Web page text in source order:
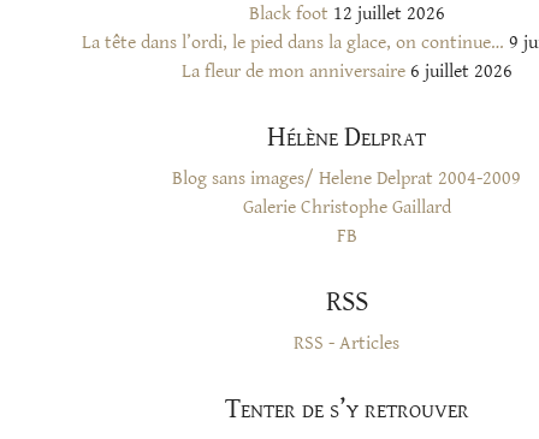
Black foot 12 juillet 2026
La tête dans l’ordi, le pied dans la glace, on continue… 9
La fleur de mon anniversaire 6 juillet 2026
Hélène Delprat
Blog sans images/ Helene Delprat 2004-2009
Galerie Christophe Gaillard
FB
RSS
RSS - Articles
Tenter de s’y retrouver